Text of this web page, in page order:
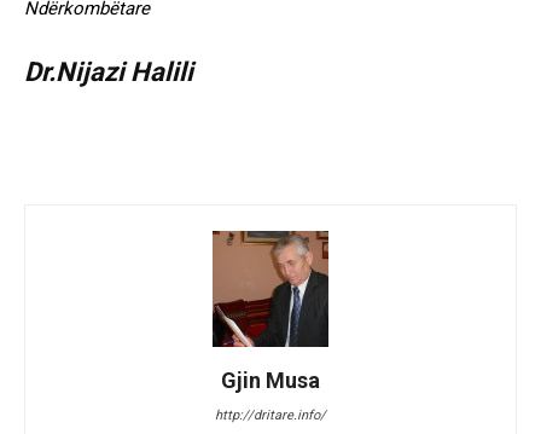
Ndërkombëtare
Dr.Nijazi Halili
Gjin Musa
http://dritare.info/